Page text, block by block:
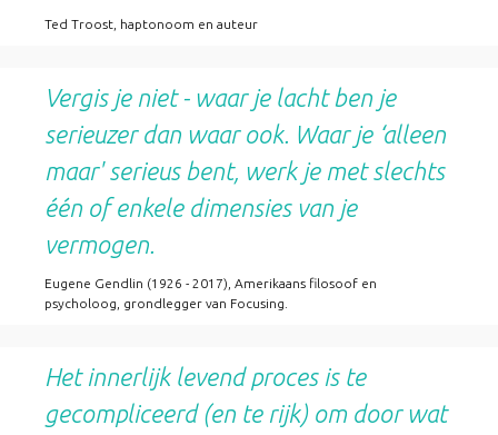
Ted Troost, haptonoom en auteur
Vergis je niet - waar je lacht ben je
serieuzer dan waar ook. Waar je ‘alleen
maar' serieus bent, werk je met slechts
één of enkele dimensies van je
vermogen.
Eugene Gendlin (1926 - 2017), Amerikaans filosoof en
psycholoog, grondlegger van Focusing.
Het innerlijk levend proces is te
gecompliceerd (en te rijk) om door wat